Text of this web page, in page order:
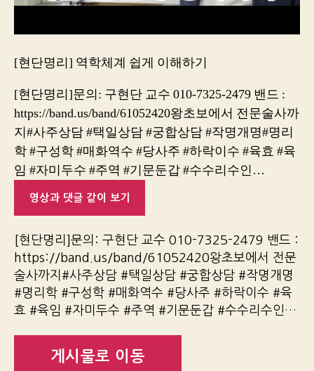
[현단명리] 역학체계 쉽게 이해하기
[현단명리]문의: 구현단 교수 010-7325-2479 밴드 :
https://band.us/band/61052420왕초보에서 전문술사까
지#사주상담 #택일상담 #궁합상담 #작명개명#명리
학 #구성학 #매화역수 #당사주 #하락이수 #육효 #육
임 #자미두수 #주역 #기문둔갑 #수수리수인…
영상과 댓글 같이 보기
[현단명리]문의: 구현단 교수 010-7325-2479 밴드 :
https://band.us/band/61052420왕초보에서 전문
술사까지#사주상담 #택일상담 #궁합상담 #작명개명
#명리학 #구성학 #매화역수 #당사주 #하락이수 #육
효 #육임 #자미두수 #주역 #기문둔갑 #수수리수인…
게시물로 이동